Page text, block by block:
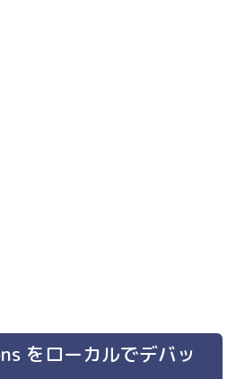
をローカルでデバッ